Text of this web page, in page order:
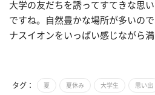
大学の友だちを誘ってすてきな思
ですね。自然豊かな場所が多いの
ナスイオンをいっぱい感じながら満
タグ： 夏 夏休み 大学生 思い出